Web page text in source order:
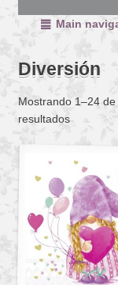
Main
Diversión
Mostrando 1–24 de
resultados